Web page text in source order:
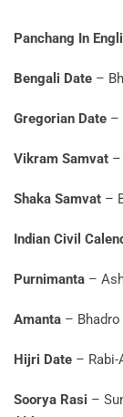
Panchang In
Bengali Date –
Gregorian Date –
Vikram Samvat –
Shaka Samvat –
Indian Civil
Purnimanta –
Amanta – Bhadro
Hijri Date – Rabi-
Soorya Rasi –